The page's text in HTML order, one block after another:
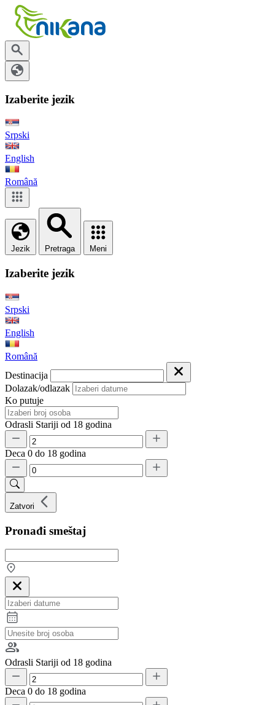
Izaberite jezik
Srpski
English
Română
Jezik Pretraga Meni
Izaberite jezik
Srpski
English
Română
Destinacija
Dolazak/odlazak
Ko putuje
Odrasli Stariji od 18 godina
Deca 0 do 18 godina
Zatvori
Pronađi smeštaj
Odrasli Stariji od 18 godina
Deca 0 do 18 godina